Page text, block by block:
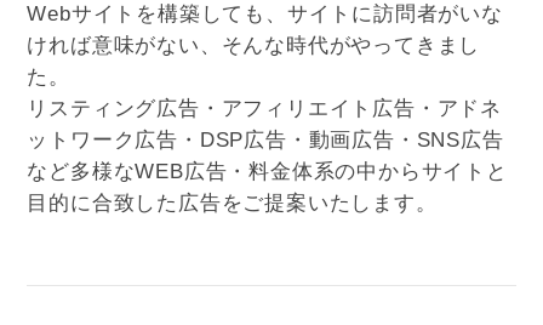
Webサイトを構築しても、サイトに訪問者がいな
ければ意味がない、そんな時代がやってきまし
た。
リスティング広告・アフィリエイト広告・アドネ
ットワーク広告・DSP広告・動画広告・SNS広告
など多様なWEB広告・料金体系の中からサイトと
目的に合致した広告をご提案いたします。